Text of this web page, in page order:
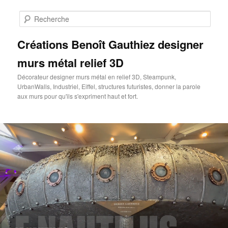
contenu
Créations Benoît Gauthiez designer
murs métal relief 3D
Décorateur designer murs métal en relief 3D, Steampunk,
UrbanWalls, Industriel, Eiffel, structures futuristes, donner la parole
aux murs pour qu'ils s'expriment haut et fort.